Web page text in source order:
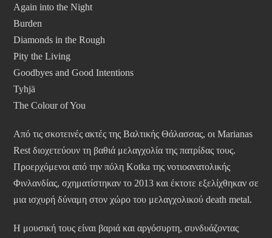
Again into the Night
Burden
Diamonds in the Rough
Pity the Living
Goodbyes and Good Intentions
Tyhjä
The Colour of You
Από τις σκοτεινές ακτές της Βαλτικής Θάλασσας, οι Marianas
Rest διοχετεύουν τη βαθιά μελαγχολία της πατρίδας τους.
Προερχόμενοι από την πόλη Kotka της νοτιοανατολικής
Φινλανδίας, σχηματίστηκαν το 2013 και έκτοτε εξελίχθηκαν σε
μια ισχυρή δύναμη στον χώρο του μελαγχολικού death metal.
Η μουσική τους είναι βαριά και αργόσυρτη, συνδυάζοντας